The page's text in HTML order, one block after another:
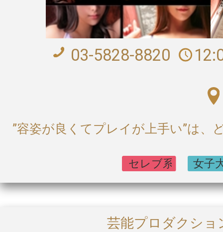
03-5828-8820
”容姿が良くてプレイが上手い”は、
芸能プロダクショ